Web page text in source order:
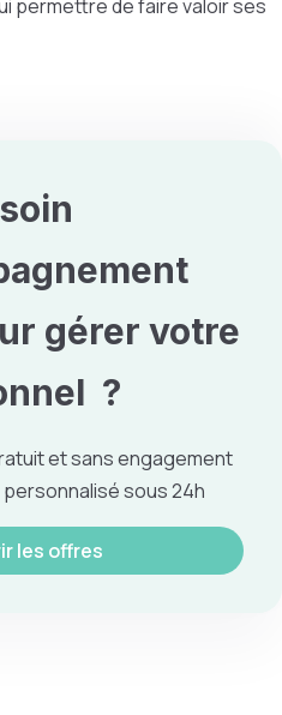
permettre de faire valoir ses
gérer votre
?
et sans engagement
sous 24h
les offres